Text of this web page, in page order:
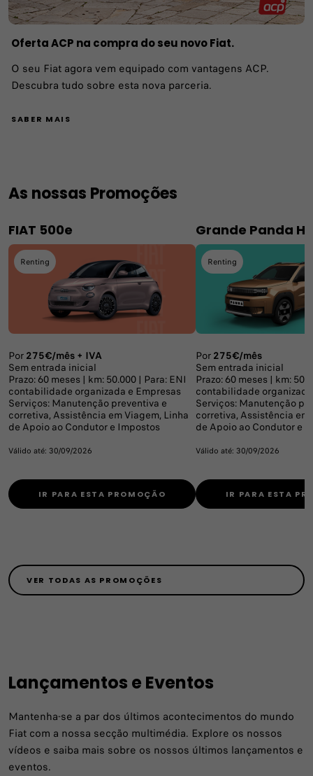
Oferta ACP na compra do seu novo Fiat.
O seu Fiat agora vem equipado com vantagens ACP.
Descubra tudo sobre esta nova parceria.
SABER MAIS
As nossas Promoções
FIAT 500e
Renting
Por 275€/mês + IVA
Sem entrada inicial
Prazo: 60 meses | km: 50.000 | Para: ENI
contabilidade organizada e Empresas
Serviços: Manutenção preventiva e
corretiva, Assistência em Viagem, Linha
de Apoio ao Condutor e Impostos
Válido até: 30/09/2026
IR PARA ESTA PROMOÇÃO
Grande Panda
Renting
Por 275€/mês
Sem entrada inicial
Prazo: 60 meses | km:
contabilidade
Serviços: Manutenção
corretiva, Assistência em
de Apoio ao Condutor e
Válido até: 30/09/2026
IR PARA ESTA
VER TODAS AS PROMOÇÕES
Lançamentos e Eventos
Mantenha-se a par dos últimos acontecimentos do mundo
Fiat com a nossa secção multimédia. Explore os nossos
vídeos e saiba mais sobre os nossos últimos lançamentos e
eventos.